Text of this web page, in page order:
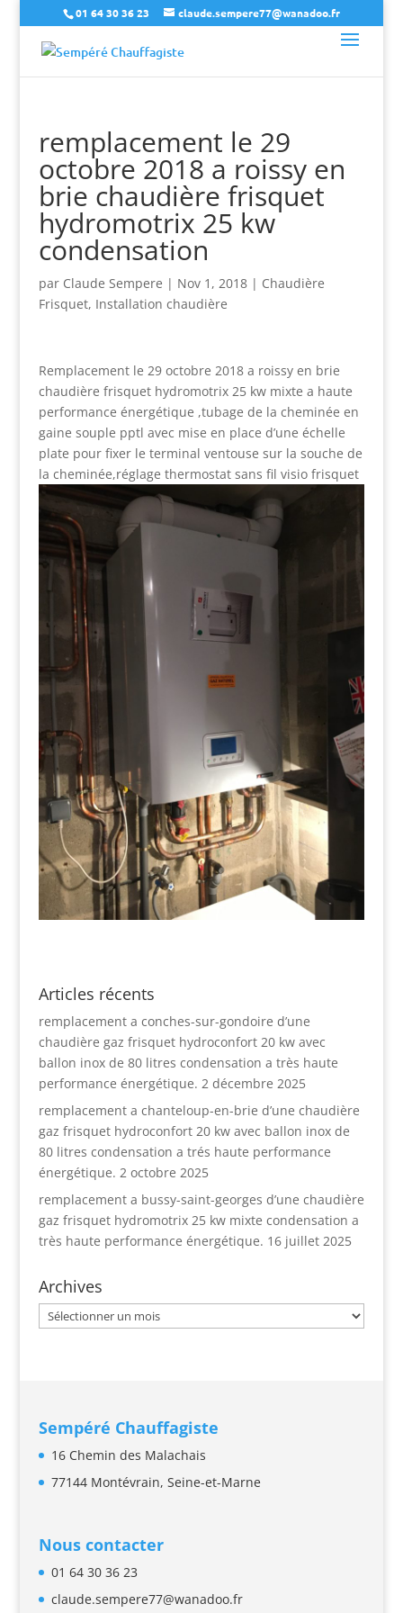
01 64 30 36 23 claude.sempere77@wanadoo.fr
remplacement le 29
octobre 2018 a roissy en
brie chaudière frisquet
hydromotrix 25 kw
condensation
par Claude Sempere | Nov 1, 2018| Chaudière
Frisquet, Installation chaudière
Remplacement le 29 octobre 2018 a roissy en brie
chaudière frisquet hydromotrix 25 kw mixte a haute
performance énergétique ,tubage de la cheminée en
gaine souple pptl avec mise en place d’une échelle
plate pour fixer le terminal ventouse sur la souche de
la cheminée,réglage thermostat sans fil visio frisquet
Articles récents
remplacement a conches-sur-gondoire d’une
chaudière gaz frisquet hydroconfort 20 kw avec
ballon inox de 80 litres condensation a très haute
performance énergétique. 2 décembre 2025
remplacement a chanteloup-en-brie d’une chaudière
gaz frisquet hydroconfort 20 kw avec ballon inox de
80 litres condensation a trés haute performance
énergétique. 2 octobre 2025
remplacement a bussy-saint-georges d’une chaudière
gaz frisquet hydromotrix 25 kw mixte condensation a
très haute performance énergétique. 16 juillet 2025
Archives
Archives
Sempéré Chauffagiste
16 Chemin des Malachais
77144 Montévrain, Seine-et-Marne
Nous contacter
01 64 30 36 23
claude.sempere77@wanadoo.fr